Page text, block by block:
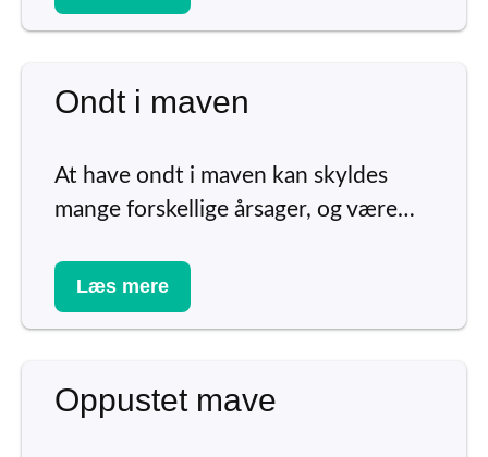
Ondt i maven
At have ondt i maven kan skyldes
mange forskellige årsager, og være…
Læs mere
Oppustet mave